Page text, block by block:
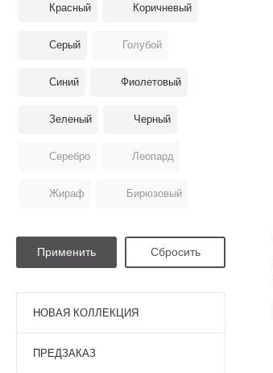
Красный Коричневый
Серый Голубой
Синий Фиолетовый
Зеленый Черный
Серебро Леопард
Жираф Бирюзовый
НОВАЯ КОЛЛЕКЦИЯ
ПРЕДЗАКАЗ